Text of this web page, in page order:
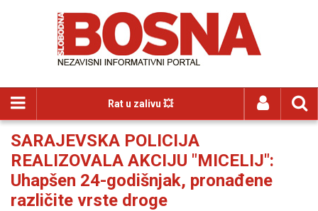
Rat u zalivu 💥
SARAJEVSKA POLICIJA
REALIZOVALA AKCIJU "MICELIJ":
Uhapšen 24-godišnjak, pronađene
različite vrste droge